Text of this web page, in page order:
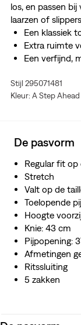
los, en passen bij
laarzen of
Een klassiek
Extra ruimte
Een verfijnd,
stretchdenim
We maakten
Stijl 295071481
Kleur: A Step
De pasvorm
Regular fit op
Stretch
Valt op de
Toelopende
Hoogte
Knie: 43 cm
Pijpopening:
Afmetingen
Ritssluiting
5 zakken